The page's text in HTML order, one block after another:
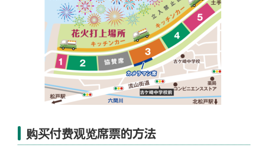
购买付费观览席票的方法